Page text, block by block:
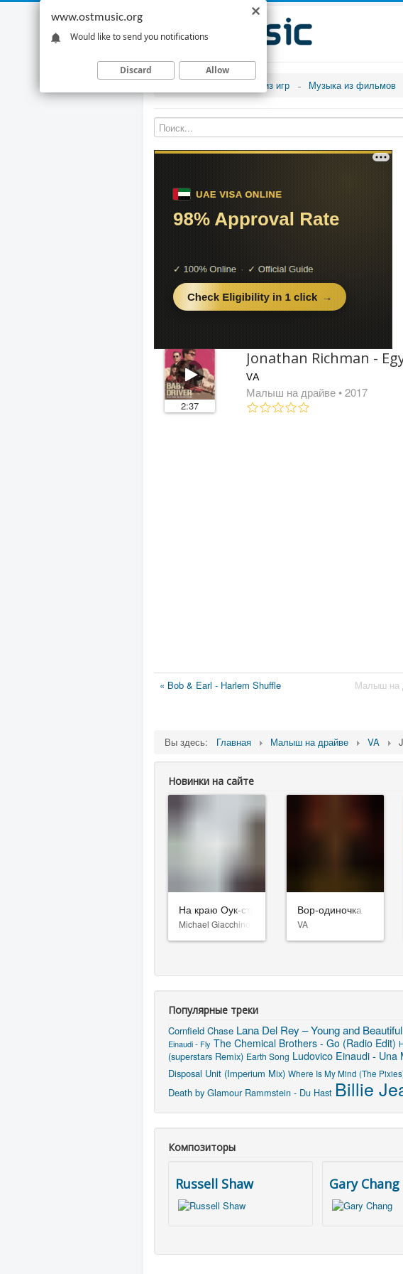
Музыка из игр Музыка из фильмов
2:37
Jonathan Richman -
VA
Малыш на драйве • 2017
« Bob & Earl - Harlem Shuffle Малыш на
Вы здесь: Главная Малыш на драйве VA
Новинки на сайте
На краю Оук-стрит
Michael Giacchino
Вор-одиночка
VA
Популярные треки
Cornfield Chase Lana Del Rey – Young and Beautiful
Einaudi - Fly The Chemical Brothers - Go (Radio Edit)
(superstars Remix) Earth Song Ludovico Einaudi - Una
Disposal Unit (Imperium Mix) Where Is My Mind (The
Death by Glamour Rammstein - Du Hast Billie
Композиторы
Russell Shaw Gary Chang
www.ostmusic.org
Would like to send you notifications
Discard Allow